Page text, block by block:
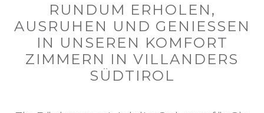
RUNDUM ERHOLEN,
AUSRUHEN UND GENIESSEN I
N UNSEREN KOMFORT Z
IMMERN IN VILLANDERS S
ÜDTIROL